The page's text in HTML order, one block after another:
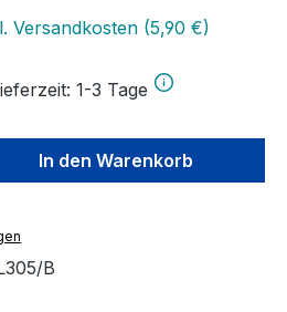
Versandkosten (5,90 €)
1-3 Tage
Gib den
In den Warenkorb
B